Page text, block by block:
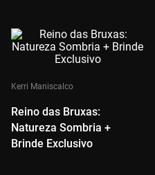
Kerri Maniscalco
Reino das Bruxas:
Natureza Sombria +
Brinde Exclusivo